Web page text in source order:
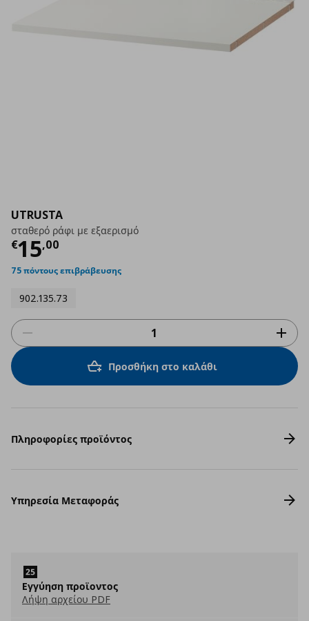
UTRUSTA
σταθερό ράφι με εξαερισμό
€15,00
Τρέχουσα τιμή
75 πόντους επιβράβευσης
902.135.73
Προσθήκη στο καλάθι
Πληροφορίες προϊόντος
Υπηρεσία Μεταφοράς
Eγγύηση προϊοντος
Λήψη αρχείου PDF